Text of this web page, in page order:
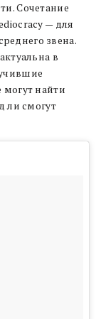
Сочетание
— для
звена.
в
могут найти
ли смогут